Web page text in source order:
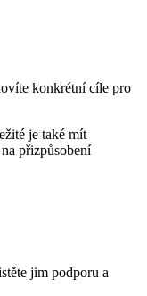
konkrétní cíle pro
je také mít
přizpůsobení
jim podporu a